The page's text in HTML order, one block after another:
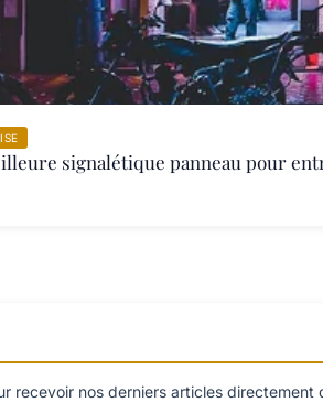
signalétique panneau pour
recevoir nos derniers articles directement